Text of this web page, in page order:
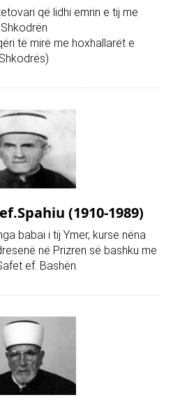
që lidhi emrin e tij me
Shkodrën
të mirë me hoxhallarët e
Shkodrës)
(1910-1989)
babai i tij Ymer, kurse nëna
në Prizren së bashku me
ef. Bashën.